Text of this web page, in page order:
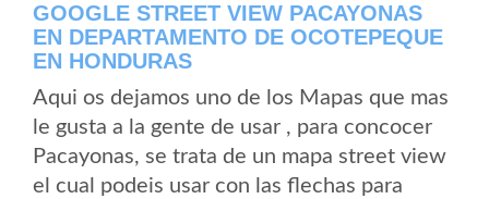
GOOGLE STREET VIEW PACAYONAS
EN DEPARTAMENTO DE OCOTEPEQUE
EN HONDURAS
Aqui os dejamos uno de los Mapas que mas
le gusta a la gente de usar , para concocer
Pacayonas, se trata de un mapa street view
el cual podeis usar con las flechas para